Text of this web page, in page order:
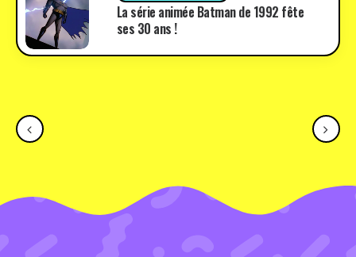
La série animée Batman de 1992 fête
ses 30 ans !